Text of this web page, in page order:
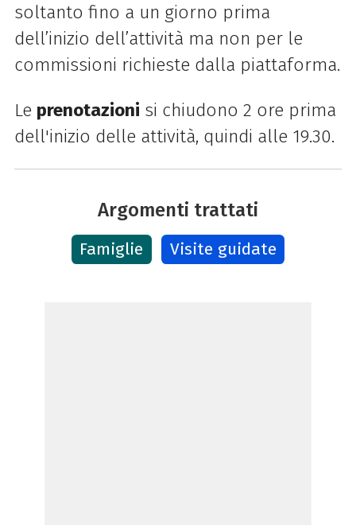
soltanto fino a un giorno prima
dell’inizio dell’attività ma non per le
commissioni richieste dalla piattaforma.
Le prenotazioni si chiudono 2 ore prima
dell'inizio delle attività, quindi alle 19.30.
Argomenti trattati
Famiglie Visite guidate